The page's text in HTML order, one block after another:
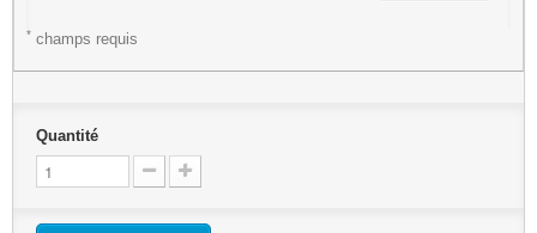
* champs requis
Quantité